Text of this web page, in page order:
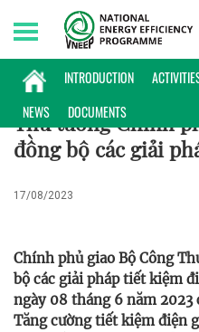
INTRODUCTION
NEWS
DOCUMENTS
Sunday, 09/08/2026 | 15:53 GMT+7
Thủ tướng Chính
đồng bộ các giải
17/08/2023
Chính phủ giao Bộ Công
bộ các giải pháp tiết kiệm
ngày 08 tháng 6 năm 2023
Tăng cường tiết kiệm điện